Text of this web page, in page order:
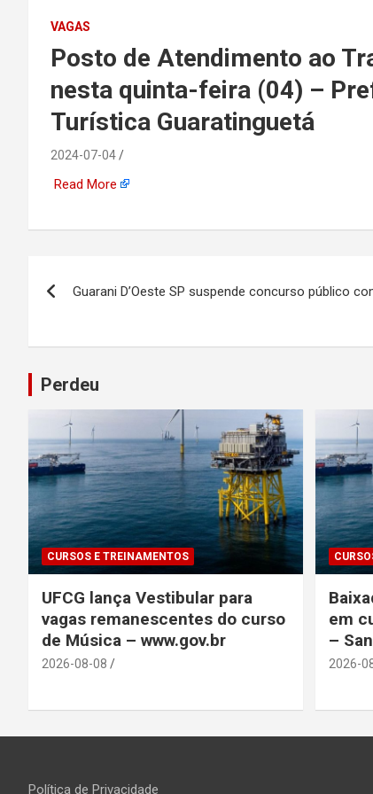
emprego, energia,
offshore, economia,
tecnologia, indústria
automotiva,
VAGAS
Posto de Atendimento ao
nesta quinta-feira (04) –
Turística Guaratinguetá
2024-07-04
Read More
de
Post
Guarani D’Oeste SP suspende concurso público
Perdeu
CURSOS E TREINAMENTOS
UFCG lança Vestibular para
vagas remanescentes do curso
de Música – www.gov.br
2026-08-08
em
–
2026-
Política de Privacidade